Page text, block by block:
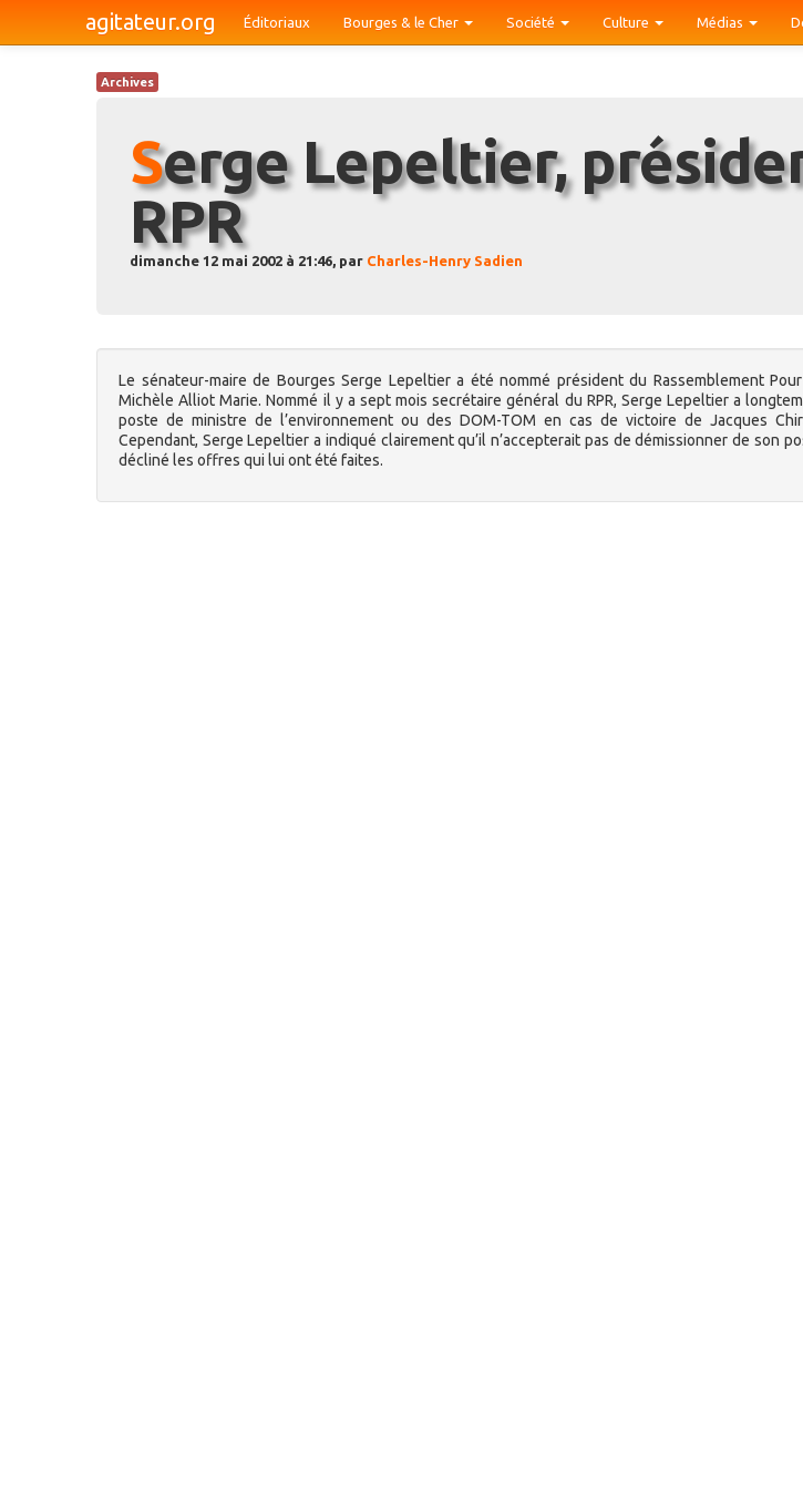
agitateur.org Éditoriaux Bourges & le Cher Société Culture Médias
Archives
Serge Lepeltier, président du
RPR
dimanche 12 mai 2002 à 21:46, par Charles-Henry Sadien
Le sénateur-maire de Bourges Serge Lepeltier a été nommé président du Rassemblement
Michèle Alliot Marie. Nommé il y a sept mois secrétaire général du RPR, Serge Lepeltier a
poste de ministre de l’environnement ou des DOM-TOM en cas de victoire de Jacques
Cependant, Serge Lepeltier a indiqué clairement qu’il n’accepterait pas de démissionner de son
décliné les offres qui lui ont été faites.